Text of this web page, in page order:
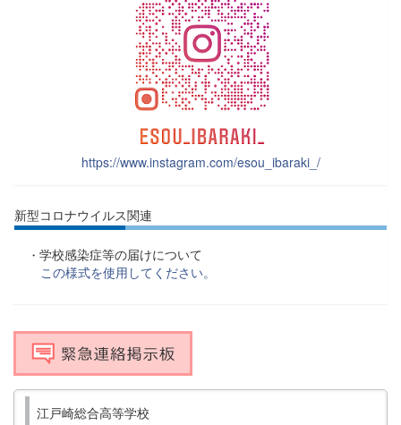
https://www.instagram.com/esou_ibaraki_/
新型コロナウイルス関連
・ 学校感染症等の届けについて
この様式を使用してください。
江戸崎総合高等学校